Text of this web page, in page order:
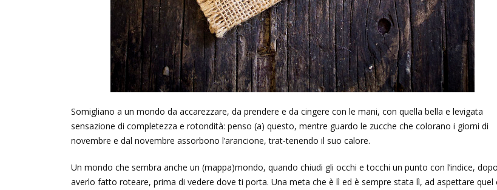
Somigliano a un mondo da accarezzare, da prendere e da cingere con le mani, con quella bella e levigata
sensazione di completezza e rotondità: penso (a) questo, mentre guardo le zucche che colorano i giorni di
novembre e dal novembre assorbono l’arancione, trat-tenendo il suo calore.
Un mondo che sembra anche un (mappa)mondo, quando chiudi gli occhi e tocchi un punto con l’indice, dopo
averlo fatto roteare, prima di vedere dove ti porta. Una meta che è lì ed è sempre stata lì, ad aspettare quel